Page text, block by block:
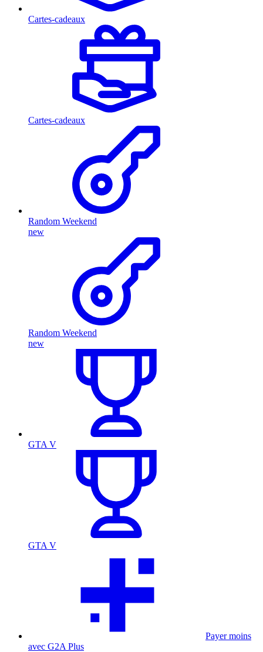
Cartes-cadeaux
Cartes-cadeaux
Random Weekend
new
Random Weekend
new
GTA V
GTA V
Payer moins
avec G2A Plus